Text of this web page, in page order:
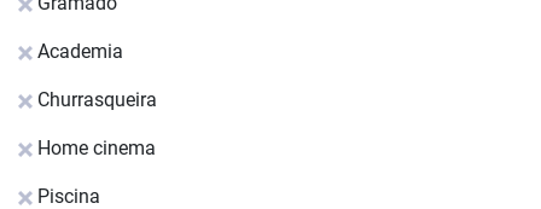
Academia
Churrasqueira
Home cinema
Piscina